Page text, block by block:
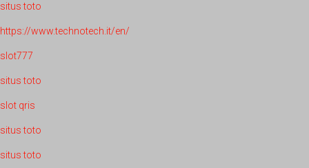
situs toto
https://www.technotech.it/en/
slot777
situs toto
slot qris
situs toto
situs toto